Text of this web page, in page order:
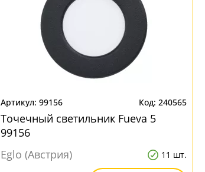
99156 240565
Точечный светильник Fueva 5
99156
Eglo (Австрия)
11 шт.